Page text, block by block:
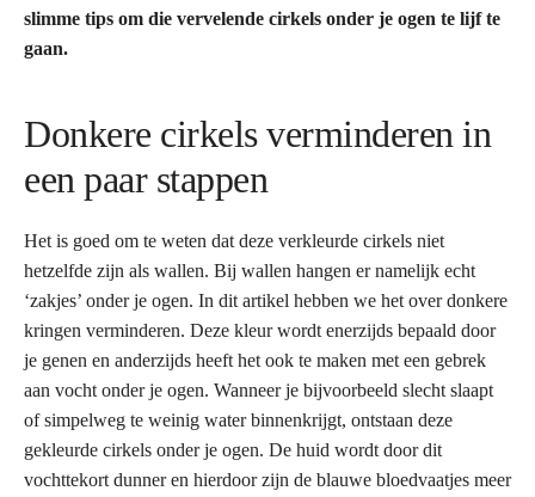
slimme tips om die vervelende cirkels onder je ogen te lijf te
gaan.
Donkere cirkels verminderen in
een paar stappen
Het is goed om te weten dat deze verkleurde cirkels niet
hetzelfde zijn als wallen. Bij wallen hangen er namelijk echt
‘zakjes’ onder je ogen. In dit artikel hebben we het over donkere
kringen verminderen. Deze kleur wordt enerzijds bepaald door
je genen en anderzijds heeft het ook te maken met een gebrek
aan vocht onder je ogen. Wanneer je bijvoorbeeld slecht slaapt
of simpelweg te weinig water binnenkrijgt, ontstaan deze
gekleurde cirkels onder je ogen. De huid wordt door dit
vochttekort dunner en hierdoor zijn de blauwe bloedvaatjes meer